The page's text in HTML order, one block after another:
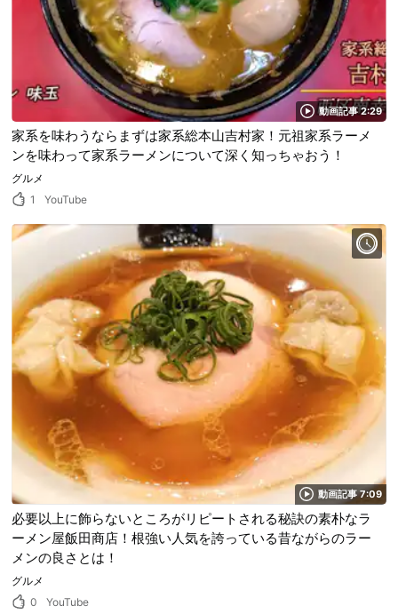
動画記事 2:29
家系を味わうならまずは家系総本山吉村家！元祖家系ラーメ
ンを味わって家系ラーメンについて深く知っちゃおう！
グルメ
1
YouTube
動画記事 7:09
必要以上に飾らないところがリピートされる秘訣の素朴なラ
ーメン屋飯田商店！根強い人気を誇っている昔ながらのラー
メンの良さとは！
グルメ
0
YouTube